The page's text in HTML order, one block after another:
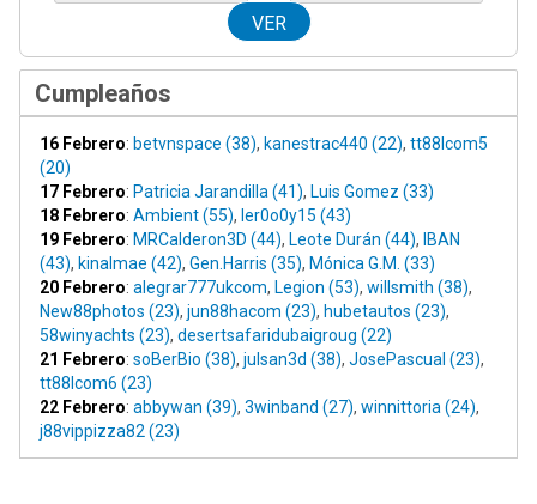
Cumpleaños
16 Febrero: betvnspace (38), kanestrac440 (22), tt88lcom5
(20)
17 Febrero: Patricia Jarandilla (41), Luis Gomez (33)
18 Febrero: Ambient (55), ler0o0y15 (43)
19 Febrero: MRCalderon3D (44), Leote Durán (44), IBAN
(43), kinalmae (42), Gen.Harris (35), Mónica G.M. (33)
20 Febrero: alegrar777ukcom, Legion (53), willsmith (38),
New88photos (23), jun88hacom (23), hubetautos (23),
58winyachts (23), desertsafaridubaigroug (22)
21 Febrero: soBerBio (38), julsan3d (38), JosePascual (23),
tt88lcom6 (23)
22 Febrero: abbywan (39), 3winband (27), winnittoria (24),
j88vippizza82 (23)